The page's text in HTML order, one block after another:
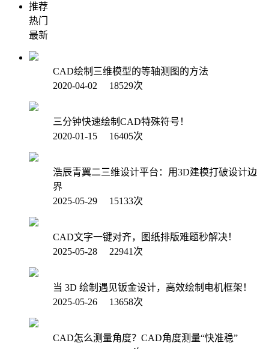
推荐
热门
最新
CAD绘制三维模型的等轴测图的方法
2020-04-02 18529次
三分钟快速绘制CAD特殊符号！
2020-01-15 16405次
浩辰青翼二三维设计平台：用3D建模打破设计边
界
2025-05-29 15133次
CAD文字一键对齐，图纸排版难题秒解决！
2025-05-28 22941次
当 3D 绘制遇见钣金设计，高效绘制电机框架！
2025-05-26 13658次
CAD怎么测量角度？CAD角度测量“快准稳”